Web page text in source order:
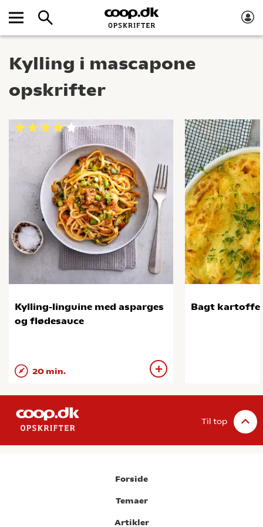
Kylling i mascapone
opskrifter
Kylling-linguine med asparges
og flødesauce
20 min.
Bagt
Til top
Forside
Temaer
Artikler